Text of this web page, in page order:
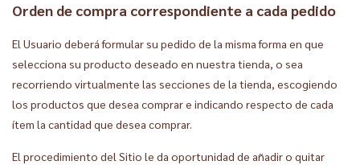
Orden de compra correspondiente a cada pedido
El Usuario deberá formular su pedido de la misma forma en que
selecciona su producto deseado en nuestra tienda, o sea
recorriendo virtualmente las secciones de la tienda, escogiendo
los productos que desea comprar e indicando respecto de cada
ítem la cantidad que desea comprar.
El procedimiento del Sitio le da oportunidad de añadir o quitar